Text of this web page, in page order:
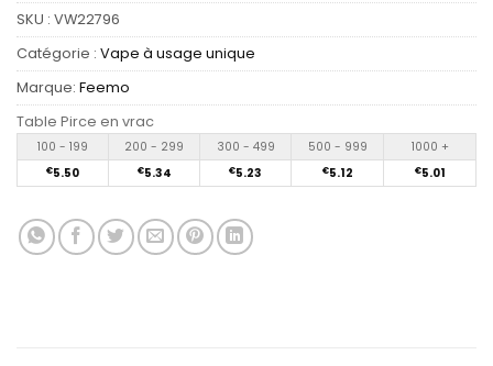
SKU : VW22796
Catégorie : Vape à usage unique
Marque: Feemo
Table Pirce en vrac
100 - 199 200 - 299 300 - 499 500 - 999 1000 +
€5.50 €5.34 €5.23 €5.12 €5.01